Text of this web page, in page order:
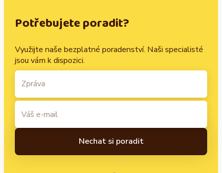
Potřebujete poradit?
Využijte naše bezplatné poradenství. Naši specialisté
jsou vám k dispozici.